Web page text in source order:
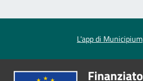
L'app di Municipium